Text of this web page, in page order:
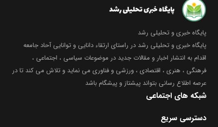
پایگاه خبری و تحلیلی رشد
پایگاه خبری و تحلیلی رشد در راستای ارتقاء دانایی و توانایی آحاد جامعه
اقدام به انتشار اخبار و مقالات جدید در موضوعات سیاسی ، اجتماعی ،
فرهنگی ، هنری ، اقتصادی ، ورزشی و فناوری می نماید و تلاش می کند تا در
عرصه اطلاع رسانی بتواند پیشتاز و پیشگام باشد
شبکه های اجتماعی
دسترسی سریع